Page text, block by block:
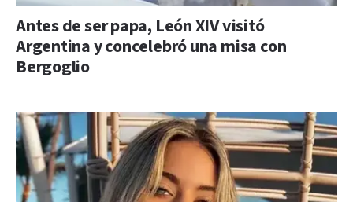
Antes de ser papa, León XIV visitó
Argentina y concelebró una misa con
Bergoglio